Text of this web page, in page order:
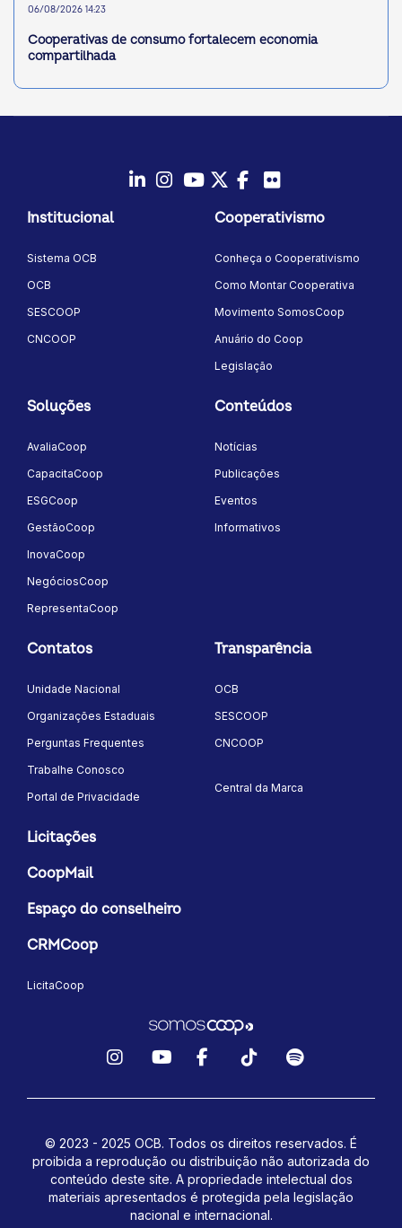
06/08/2026 14:23
Cooperativas de consumo fortalecem economia
compartilhada
Instagram
YoutubeTwitter/X
Facebook
Institucional
Sistema OCB
OCB
SESCOOP
CNCOOP
Cooperativismo
Conheça o Cooperativismo
Como Montar Cooperativa
Movimento SomosCoop
Anuário do Coop
Legislação
Soluções
AvaliaCoop
CapacitaCoop
ESGCoop
GestãoCoop
InovaCoop
NegóciosCoop
RepresentaCoop
Conteúdos
Notícias
Publicações
Eventos
Informativos
Contatos
Unidade Nacional
Organizações Estaduais
Perguntas Frequentes
Trabalhe Conosco
Portal de Privacidade
Transparência
OCB
SESCOOP
CNCOOP
Central da Marca
Licitações
CoopMail
Espaço do conselheiro
CRMCoop
LicitaCoop
© 2023 - 2025 OCB. Todos os direitos reservados. É
proibida a reprodução ou distribuição não autorizada do
conteúdo deste site. A propriedade intelectual dos
materiais apresentados é protegida pela legislação
nacional e internacional.